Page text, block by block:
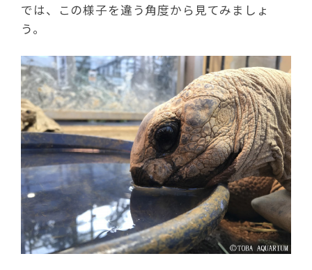
では、この様子を違う角度から見てみましょ
う。